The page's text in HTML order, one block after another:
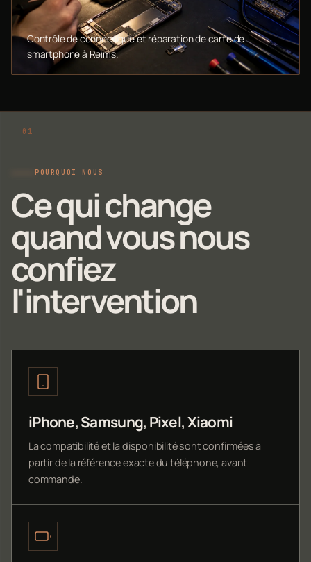
Contrôle de connectique et réparation de carte de
smartphone à Reims.
POURQUOI NOUS
Ce qui change
quand vous nous
confiez
l'intervention
iPhone, Samsung, Pixel, Xiaomi
La compatibilité et la disponibilité sont confirmées à
partir de la référence exacte du téléphone, avant
commande.